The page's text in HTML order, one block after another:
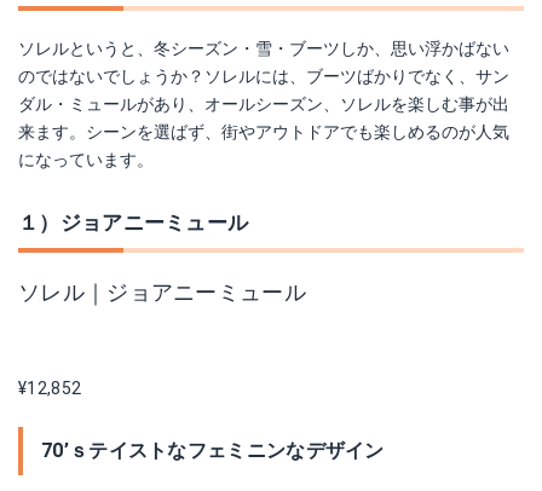
ソレルというと、冬シーズン・雪・ブーツしか、思い浮かばない
のではないでしょうか？ソレルには、ブーツばかりでなく、サン
ダル・ミュールがあり、オールシーズン、ソレルを楽しむ事が出
来ます。シーンを選ばず、街やアウトドアでも楽しめるのが人気
になっています。
１）ジョアニーミュール
ソレル｜ジョアニーミュール
¥12,852
70’ｓテイストなフェミニンなデザイン